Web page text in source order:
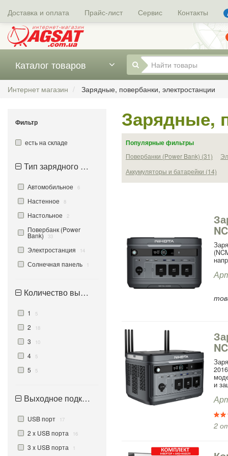
Доставка и оплата Прайс-лист Сервис Контакты
Каталог товаров
Интернет магазин Зарядные, повербанки, электростанции
Фильтр
есть на складе
Тип зарядного устройства
Автомобильное 6
Настенное 8
Настольное 2
Повербанк (Power
Bank) 33
Электростанция 14
Солнечная панель 1
Количество выходов
1 5
2 18
3 10
4 5
5 5
Выходное подключение
USB порт 17
2 x USB порта 16
3 x USB порта 1
Зарядные,
Популярные фильтры
Повербанки (Power Bank) (31)
Аккумуляторы и батарейки (14)
и
2